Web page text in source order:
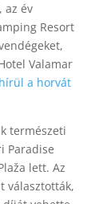
az év
Resort
Valamar
a horvát
természeti
Paradise
lett. Az
választották,